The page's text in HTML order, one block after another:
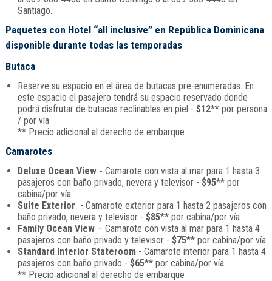
Santiago.
Paquetes con Hotel “all inclusive” en República Dominicana
disponible durante todas las temporadas
Butaca
Reserve su espacio en el área de butacas pre-enumeradas. En
este espacio el pasajero tendrá su espacio reservado donde
podrá disfrutar de butacas reclinables en piel - $12**por persona
/ por vía
** Precio adicional al derecho de embarque
Camarotes
Deluxe Ocean View - Camarote con vista al mar para 1 hasta 3
pasajeros con baño privado, nevera y televisor - $95** por
cabina/por vía
Suite Exterior - Camarote exterior para 1 hasta 2 pasajeros con
baño privado, nevera y televisor - $85** por cabina/por vía
Family Ocean View– Camarote con vista al mar para 1 hasta 4
pasajeros con baño privado y televisor - $75** por cabina/por vía
Standard Interior Stateroom- Camarote interior para 1 hasta 4
pasajeros con baño privado - $65** por cabina/por vía
** Precio adicional al derecho de embarque